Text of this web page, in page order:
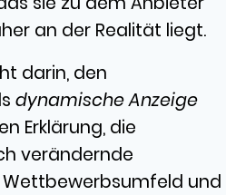
an der Realität liegt.
darin, den
dynamische Anzeige
Erklärung, die
verändernde
und